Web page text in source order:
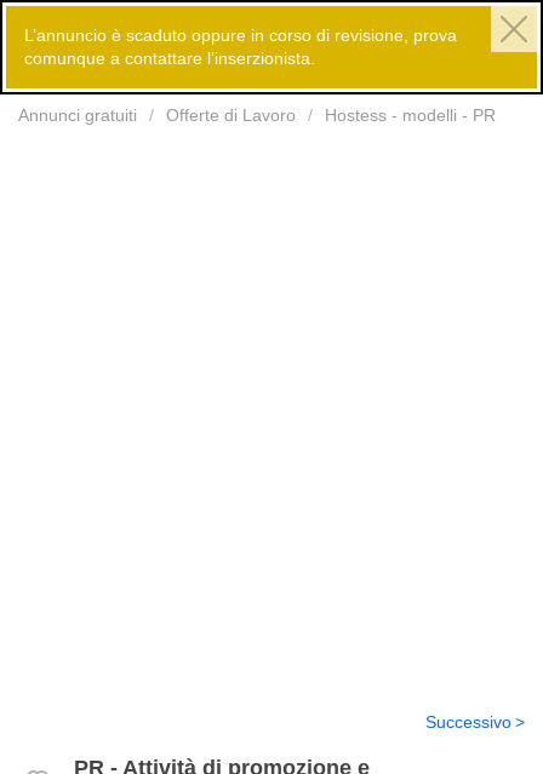
Annunci gratuiti Offerte di Lavoro Hostess - modelli - PR
L’annuncio è scaduto oppure in corso di revisione, prova
comunque a contattare l’inserzionista.
PR - Attività di promozione e
Successivo